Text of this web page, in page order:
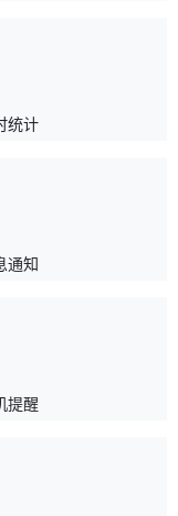
统计
通知
提醒